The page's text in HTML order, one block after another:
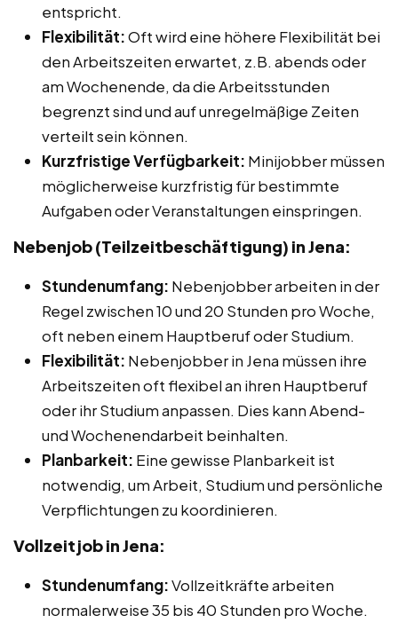
entspricht.
Flexibilität:Oft wird eine höhere Flexibilität bei
den Arbeitszeiten erwartet, z.B. abends oder
am Wochenende, da die Arbeitsstunden
begrenzt sind und auf unregelmäßige Zeiten
verteilt sein können.
Kurzfristige Verfügbarkeit: Minijobber müssen
möglicherweise kurzfristig für bestimmte
Aufgaben oder Veranstaltungen einspringen.
Nebenjob (Teilzeitbeschäftigung) in Jena:
Stundenumfang: Nebenjobber arbeiten in der
Regel zwischen 10 und 20 Stunden pro Woche,
oft neben einem Hauptberuf oder Studium.
Flexibilität: Nebenjobber in Jena müssen ihre
Arbeitszeiten oft flexibel an ihren Hauptberuf
oder ihr Studium anpassen. Dies kann Abend-
und Wochenendarbeit beinhalten.
Planbarkeit: Eine gewisse Planbarkeit ist
notwendig, um Arbeit, Studium und persönliche
Verpflichtungen zu koordinieren.
Vollzeitjob in Jena:
Stundenumfang:Vollzeitkräfte arbeiten
normalerweise 35 bis 40 Stunden pro Woche.